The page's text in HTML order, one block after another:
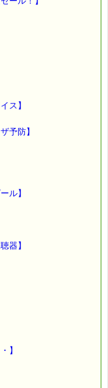
ス】
予防】
ル】
器】
】